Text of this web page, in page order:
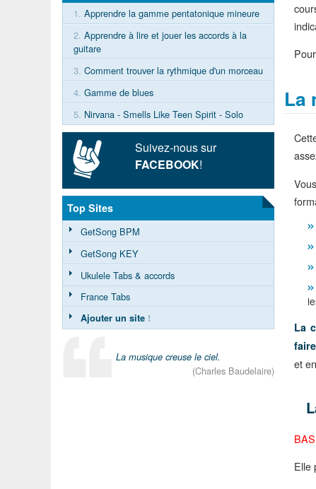
La
La
et
BAS
Elle
1. Apprendre la gamme pentatonique mineure
2. Apprendre à lire et jouer les accords à la
guitare
3. Comment trouver la rythmique d'un morceau
4. Gamme de blues
5. Nirvana - Smells Like Teen Spirit - Solo
Suivez-nous sur
FACEBOOK!
Top Sites
GetSong BPM
GetSong KEY
Ukulele Tabs & accords
France Tabs
Ajouter un site!
La musique creuse le ciel.
(Charles Baudelaire)